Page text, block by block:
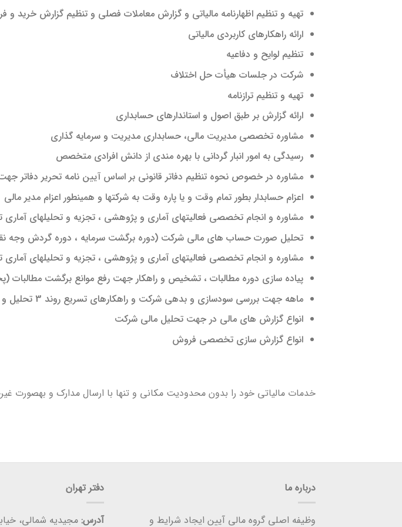
تهیه و تنظیم اظهارنامه مالیاتی و گزارش معاملات فصلی و تنظیم گزارش خرید
ارائه راهکارهای کاربردی مالیاتی
تنظیم لوایح و دفاعیه
شرکت در جلسات هیأت حل اختلاف
تهیه و تنظیم ترازنامه
ارائه گزارش بر طبق اصول و استاندارهای حسابداری
مشاوره تخصصی مدیریت مالی، حسابداری مدیریت و سرمایه گذاری
رسیدگی به امور انبار گردانی با بهره مندی از دانش افرادی متخصص
مشاوره در خصوص نحوه تنظیم دفاتر قانونی بر اساس آیین نامه تحریر دفاتر جهت
اعزام حسابدار بطور تمام وقت و یا پاره وقت به شرکتها و همینطور اعزام مدیر مالی
مشاوره و انجام تخصصی فعالیتهای آماری و پژوهشی ، تجزیه و تحلیلهای
تحلیل صورت حساب های مالی شرکت (دوره برگشت سرمایه ، دوره گردش وجه
مشاوره و انجام تخصصی فعالیتهای آماری و پژوهشی ، تجزیه و تحلیلهای
پیاده سازی دوره مطالبات ، تشخیص و راهکار جهت رفع موانع برگشت مطالبات
ماهه جهت بررسی سودسازی و بدهی شرکت و راهکارهای تسریع روند 3 تحلیل و بررسی تراز
انواع گزارش های مالی در جهت تحلیل مالی شرکت
انواع گزارش سازی تخصصی فروش
خدمات مالیاتی خود را بدون محدودیت مکانی و تنها با ارسال مدارک و بهصورت
درباره ما
وظیفه اصلی گروه مالی آیین ایجاد شرایط و
دفتر تهران
آدرس:مجیدیه شمالی،